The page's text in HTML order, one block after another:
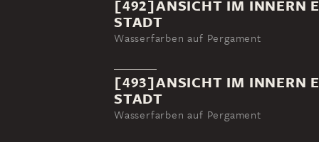
[492]ANSICHT IM INNERN
STADT
Wasserfarben auf Pergament
[493]ANSICHT IM INNERN
STADT
Wasserfarben auf Pergament